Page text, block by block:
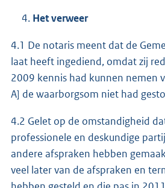
Het verweer
4.1 De notaris meent dat de
laat heeft ingediend, omdat zij
2009 kennis had kunnen nemen
A] de waarborgsom niet had
4.2 Gelet op de omstandigheid
professionele en deskundige
andere afspraken hebben
veel later van de afspraken en